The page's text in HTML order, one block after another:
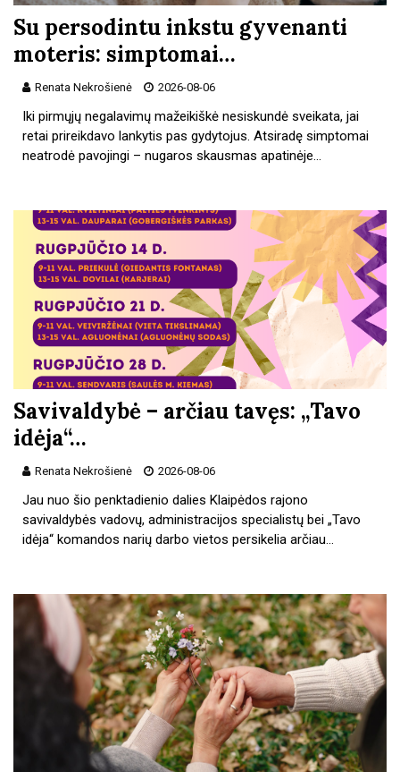
Su persodintu inkstu gyvenanti
moteris: simptomai…
Renata Nekrošienė 2026-08-06
Iki pirmųjų negalavimų mažeikiškė nesiskundė sveikata, jai
retai prireikdavo lankytis pas gydytojus. Atsiradę simptomai
neatrodė pavojingi – nugaros skausmas apatinėje…
Savivaldybė – arčiau tavęs: „Tavo
idėja“…
Renata Nekrošienė 2026-08-06
Jau nuo šio penktadienio dalies Klaipėdos rajono
savivaldybės vadovų, administracijos specialistų bei „Tavo
idėja“ komandos narių darbo vietos persikelia arčiau…